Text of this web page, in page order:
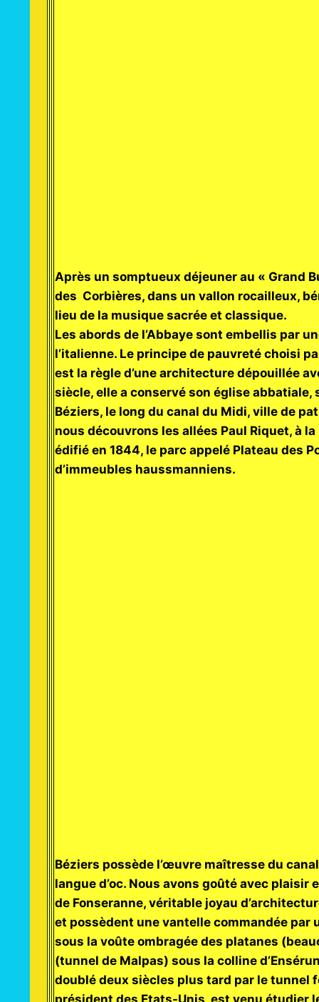
Après un somptueux déjeuner au « Grand
des Corbières, dans un vallon rocailleux,
lieu de la musique sacrée et classique.
Les abords de l’Abbaye sont embellis par
l’italienne. Le principe de pauvreté choisi
est la règle d’une architecture dépouillée
siècle, elle a conservé son église
Béziers, le long du canal du Midi, ville de
nous découvrons les allées Paul Riquet, à
édifié en 1844, le parc appelé Plateau des
d’immeubles haussmanniens.
Béziers possède l’œuvre maîtresse du
langue d’oc. Nous avons goûté avec
de Fonseranne, véritable joyau
et possèdent une vantelle commandée par
sous la voûte ombragée des platanes
(tunnel de Malpas) sous la colline
doublé deux siècles plus tard par le tunnel
président des Etats-Unis, est venu étudier